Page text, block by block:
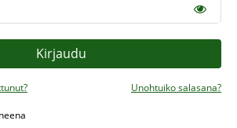
Unohtuiko salasana?